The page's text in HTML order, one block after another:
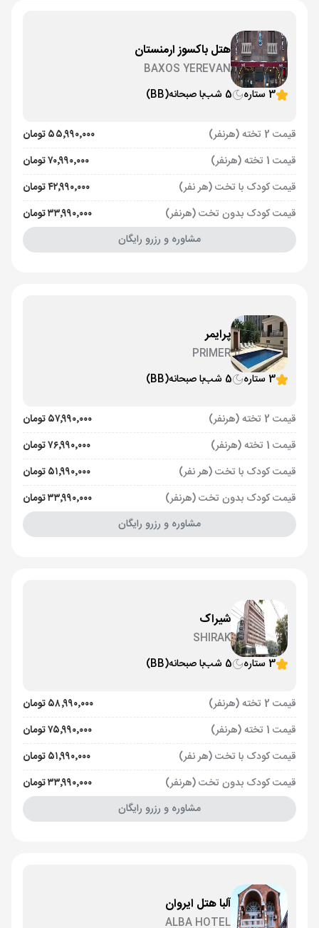
هتل باکسوز ارمنستان
BAXOS YEREVAN
3 ستاره
5 شب با صبحانه(BB)
قیمت 2 تخته (هرنفر)
۵۵٬۹۹۰٬۰۰۰ تومان
قیمت 1 تخته (هرنفر)
۷۰٬۹۹۰٬۰۰۰ تومان
قیمت کودک با تخت (هر نفر)
۴۲٬۹۹۰٬۰۰۰ تومان
قیمت کودک بدون تخت (هرنفر)
۳۳٬۹۹۰٬۰۰۰ تومان
مشاوره و رزرو رایگان
پرایمر
PRIMER
3 ستاره
5 شب با صبحانه(BB)
قیمت 2 تخته (هرنفر)
۵۷٬۹۹۰٬۰۰۰ تومان
قیمت 1 تخته (هرنفر)
۷۶٬۹۹۰٬۰۰۰ تومان
قیمت کودک با تخت (هر نفر)
۵۱٬۹۹۰٬۰۰۰ تومان
قیمت کودک بدون تخت (هرنفر)
۳۳٬۹۹۰٬۰۰۰ تومان
مشاوره و رزرو رایگان
شیراک
SHIRAK
3 ستاره
5 شب با صبحانه(BB)
قیمت 2 تخته (هرنفر)
۵۸٬۹۹۰٬۰۰۰ تومان
قیمت 1 تخته (هرنفر)
۷۵٬۹۹۰٬۰۰۰ تومان
قیمت کودک با تخت (هر نفر)
۵۱٬۹۹۰٬۰۰۰ تومان
قیمت کودک بدون تخت (هرنفر)
۳۳٬۹۹۰٬۰۰۰ تومان
مشاوره و رزرو رایگان
آلبا هتل ایروان
ALBA HOTEL